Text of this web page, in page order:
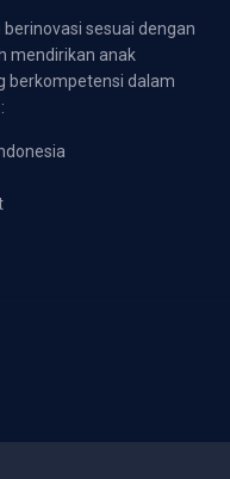
berinovasi sesuai dengan
mendirikan anak
berkompetensi dalam